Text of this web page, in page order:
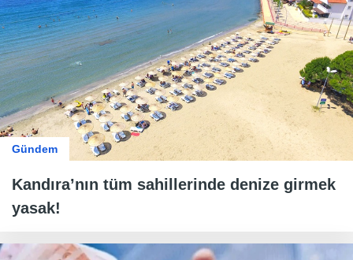
Gündem
Kandıra’nın tüm sahillerinde denize girmek
yasak!